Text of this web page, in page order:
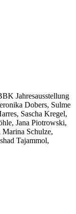
Jahresausstellung
Dobers, Sulme
Sascha Kregel,
Jana Piotrowski,
Marina Schulze,
Tajammol,